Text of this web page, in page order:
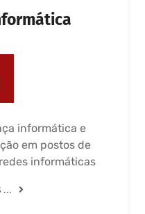
informática e
em postos de
informáticas
...